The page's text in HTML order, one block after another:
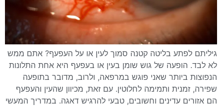
גיליתם לפתע בליטה קטנה סמוך לעין או על העפעף? אתם ממש
לא לבד. הופעה של גוש שומן בעין או בעפעף היא אחת התלונות
הנפוצות ביותר שאני פוגש במרפאה, ולרוב, מדובר בתופעה
שפירה, זמנית ותמימה לחלוטין. עם זאת, מכיוון שהעין והעפעף
הם אזורים עדינים וחשובים, טבעי להרגיש דאגה. במדריך המעשי